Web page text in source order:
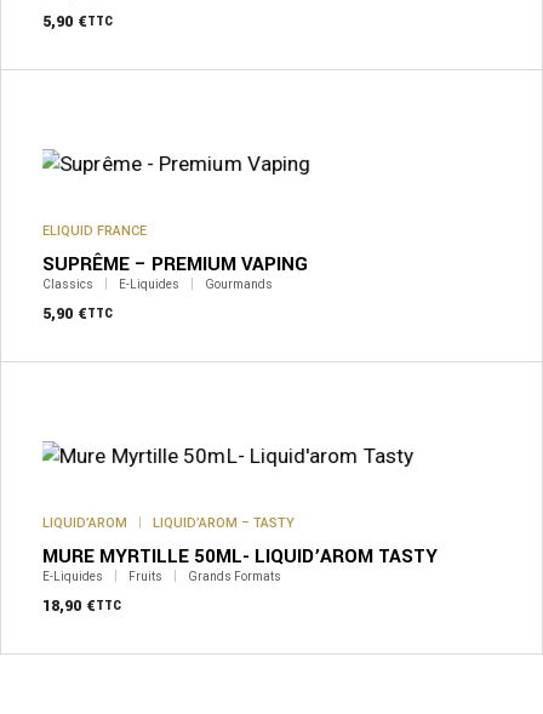
5,90 €TTC
produit
ELIQUID FRANCE
SUPRÊME – PREMIUM VAPING
Classics E-Liquides Gourmands
5,90 €TTC
variations.
peuvent
choisies
produit
LIQUID’AROM LIQUID’AROM – TASTY
MURE MYRTILLE 50ML- LIQUID’AROM TASTY
E-Liquides Fruits Grands Formats
18,90 €TTC